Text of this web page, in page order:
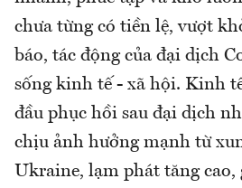
chưa từng có tiền lệ, vượt
báo, tác động của đại dịch
sống kinh tế - xã hội. Kinh
đầu phục hồi sau đại dịch
chịu ảnh hưởng mạnh từ
Ukraine, lạm phát tăng cao,